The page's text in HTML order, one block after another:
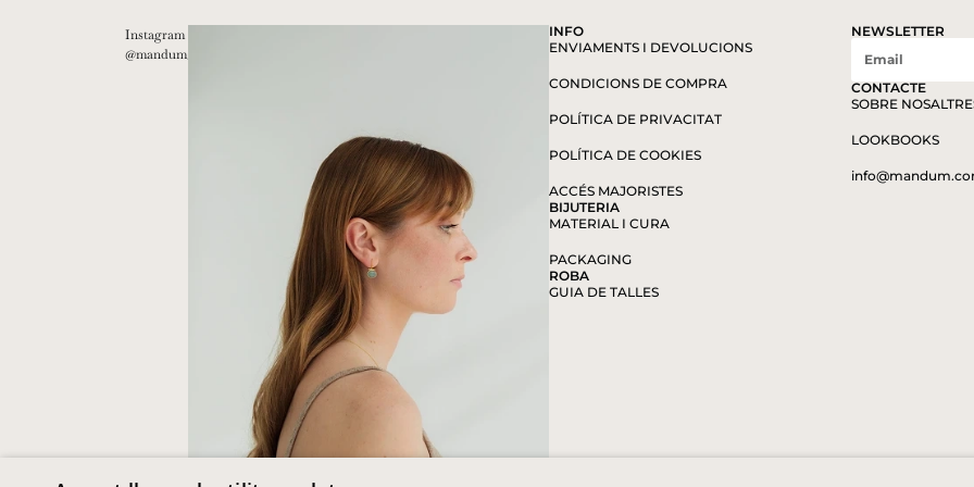
Instagram
@mandum__
INFO
ENVIAMENTS I DEVOLUCIONS
CONDICIONS DE COMPRA
POLÍTICA DE PRIVACITAT
POLÍTICA DE COOKIES
ACCÉS MAJORISTES
BIJUTERIA
MATERIAL I CURA
PACKAGING
ROBA
GUIA DE TALLES
NEWSLETTER
CONTACTE
SOBRE
LOOKBOOKS